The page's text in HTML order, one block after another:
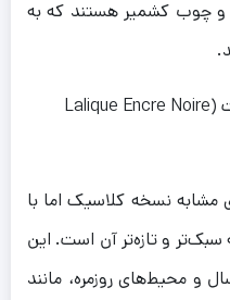
و چوب کشمیر هستند که به
مشابه نسخه کلاسیک اما با
سبک‌تر و تازه‌تر آن است. این
و محیط‌های روزمره، مانند